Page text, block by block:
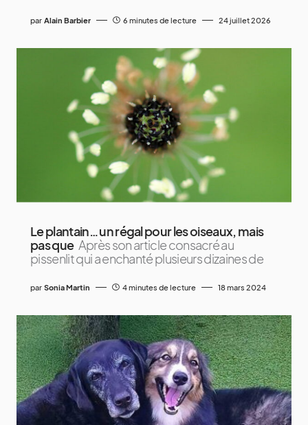
par Alain Barbier 6 minutes de lecture 24 juillet 2026
Le plantain… un régal pour les oiseaux, mais
pas que Après son article consacré au
pissenlit qui a enchanté plusieurs dizaines de
par Sonia Martin 4 minutes de lecture 18 mars 2024